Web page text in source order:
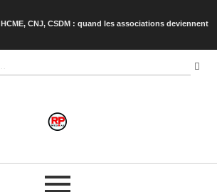
HCME, CNJ, CSDM : quand les associations deviennent